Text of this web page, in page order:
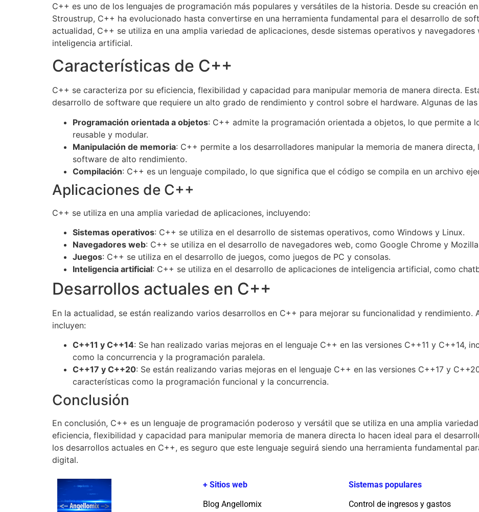
C++ es uno de los lenguajes de programación más populares y versátiles de la historia. Desde su creación
Stroustrup, C++ ha evolucionado hasta convertirse en una herramienta fundamental para el desarrollo de
actualidad, C++ se utiliza en una amplia variedad de aplicaciones, desde sistemas operativos y
inteligencia artificial.
Características de C++
C++ se caracteriza por su eficiencia, flexibilidad y capacidad para manipular memoria de manera directa.
desarrollo de software que requiere un alto grado de rendimiento y control sobre el hardware. Algunas de
Programación orientada a objetos: C++ admite la programación orientada a objetos, lo que permite a
reusable y modular.
Manipulación de memoria: C++ permite a los desarrolladores manipular la memoria de manera
software de alto rendimiento.
Compilación: C++ es un lenguaje compilado, lo que significa que el código se compila en un archivo
Aplicaciones de C++
C++ se utiliza en una amplia variedad de aplicaciones, incluyendo:
Sistemas operativos: C++ se utiliza en el desarrollo de sistemas operativos, como Windows y Linux.
Navegadores web: C++ se utiliza en el desarrollo de navegadores web, como Google Chrome y
Juegos: C++ se utiliza en el desarrollo de juegos, como juegos de PC y consolas.
Inteligencia artificial: C++ se utiliza en el desarrollo de aplicaciones de inteligencia artificial, como
Desarrollos actuales en C++
En la actualidad, se están realizando varios desarrollos en C++ para mejorar su funcionalidad y rendimiento.
incluyen:
C++11 y C++14: Se han realizado varias mejoras en el lenguaje C++ en las versiones C++11 y C++14,
como la concurrencia y la programación paralela.
C++17 y C++20: Se están realizando varias mejoras en el lenguaje C++ en las versiones C++17 y
características como la programación funcional y la concurrencia.
Conclusión
En conclusión, C++ es un lenguaje de programación poderoso y versátil que se utiliza en una amplia
eficiencia, flexibilidad y capacidad para manipular memoria de manera directa lo hacen ideal para el
los desarrollos actuales en C++, es seguro que este lenguaje seguirá siendo una herramienta fundamental
digital.
+ Sitios web
Blog Angellomix
Sistemas populares
Control de ingresos y gastos